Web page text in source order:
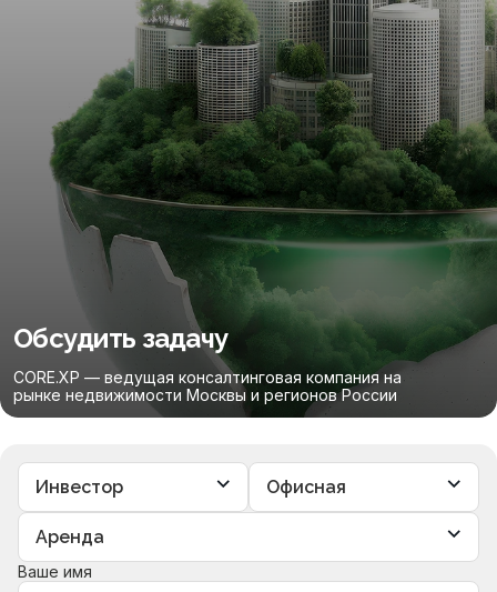
Обсудить задачу
CORE.XP — ведущая консалтинговая компания на
рынке недвижимости Москвы и регионов России
Ваше имя